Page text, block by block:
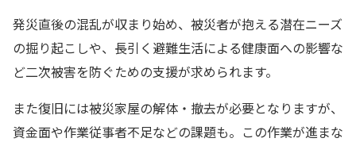
発災直後の混乱が収まり始め、被災者が抱える潜在ニーズ
の掘り起こしや、長引く避難生活による健康面への影響な
ど二次被害を防ぐための支援が求められます。
また復旧には被災家屋の解体・撤去が必要となりますが、
資金面や作業従事者不足などの課題も。この作業が進まな